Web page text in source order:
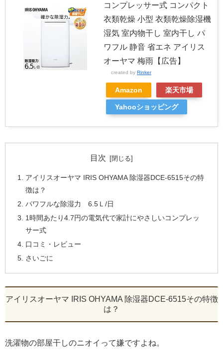
コンプレッサー式 コンパクト
衣類乾燥 小型 衣類乾燥除湿機
湿気 室内物干し 室内干し パ
ワフル 静音 省エネ アイリス
オーヤマ 梅雨【広告】
created by Rinker
Amazon 楽天市場
Yahooショッピング
目次
アイリスオーヤマ IRIS OHYAMA 除湿器DCE-6515その特
徴は？
パワフルな除湿力 6.5Ｌ/日
1時間あたり4.7円の電気代で家計にやさしいコンプレッ
サー式
口コミ・レビュー
さいごに
アイリスオーヤマ IRIS OHYAMA 除湿器DCE-6515その特徴
は？
洗濯物の部屋干しのニオイって嫌ですよね。